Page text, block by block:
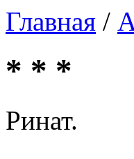
Главная /
* * *
Ринат.